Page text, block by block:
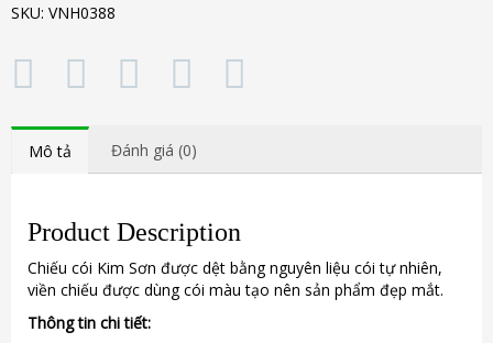
SKU: VNH0388
Mô tả Đánh giá (0)
Product Description
Chiếu cói Kim Sơn được dệt bằng nguyên liệu cói tự nhiên,
viền chiếu được dùng cói màu tạo nên sản phẩm đẹp mắt.
Thông tin chi tiết: